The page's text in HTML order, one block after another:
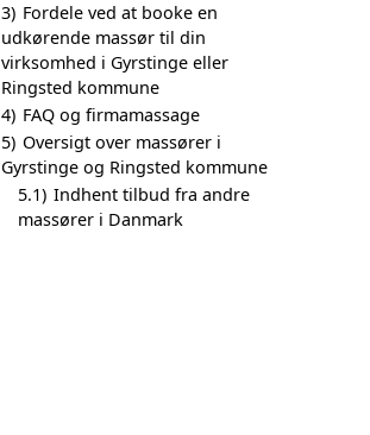
3) Fordele ved at booke en
udkørende massør til din
virksomhed i Gyrstinge eller
Ringsted kommune
4) FAQ og firmamassage
5) Oversigt over massører i
Gyrstinge og Ringsted kommune
5.1) Indhent tilbud fra andre
massører i Danmark